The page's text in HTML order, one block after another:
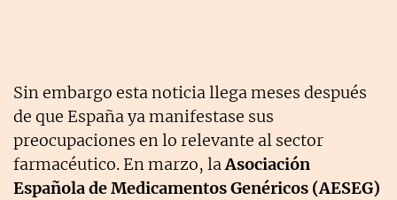
Sin embargo esta noticia llega meses después
de que España ya manifestase sus
preocupaciones en lo relevante al sector
farmacéutico. En marzo, laAsociación
Española de Medicamentos Genéricos (AESEG)